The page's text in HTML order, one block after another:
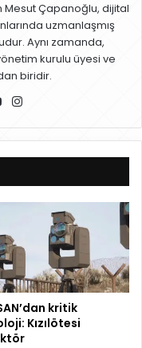
Çapanoğlu, dijital
uzmanlaşmış
Aynı zamanda,
kurulu üyesi ve
biridir.
Yo
ub
e
gr
a
kritik
Kızılötesi